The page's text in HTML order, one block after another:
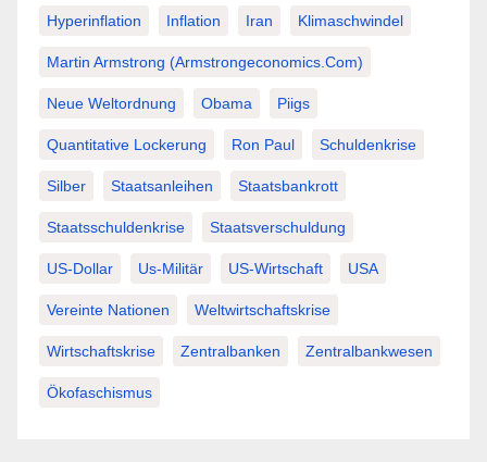
Hyperinflation Inflation Iran Klimaschwindel
Martin Armstrong (Armstrongeconomics.com)
Neue Weltordnung Obama Piigs
Quantitative Lockerung Ron Paul Schuldenkrise
Silber Staatsanleihen Staatsbankrott
Staatsschuldenkrise Staatsverschuldung
US-Dollar Us-Militär US-Wirtschaft USA
Vereinte Nationen Weltwirtschaftskrise
Wirtschaftskrise Zentralbanken Zentralbankwesen
Ökofaschismus